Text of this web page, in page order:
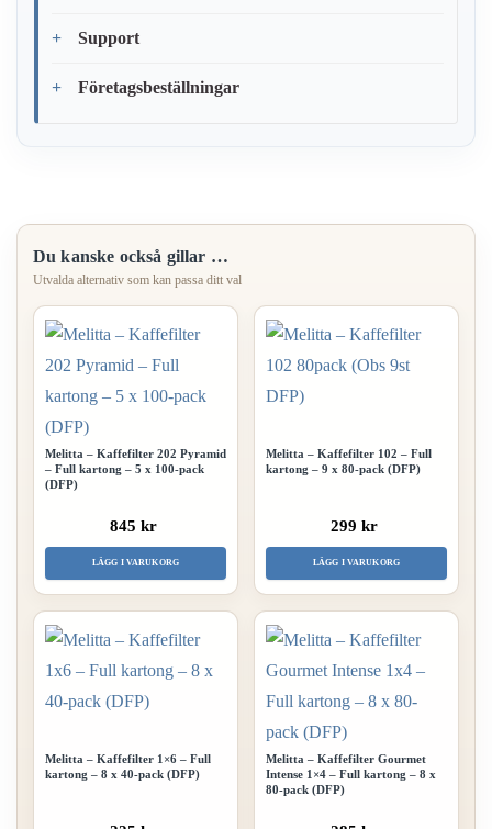
Support
Företagsbeställningar
Du kanske också gillar …
Melitta – Kaffefilter 202 Pyramid
– Full kartong – 5 x 100-pack
(DFP)
845 kr
LÄGG I VARUKORG
Melitta – Kaffefilter 102 – Full
kartong – 9 x 80-pack (DFP)
299 kr
LÄGG I VARUKORG
Melitta – Kaffefilter 1×6 – Full
kartong – 8 x 40-pack (DFP)
Melitta – Kaffefilter Gourmet
Intense 1×4 – Full kartong – 8 x
80-pack (DFP)